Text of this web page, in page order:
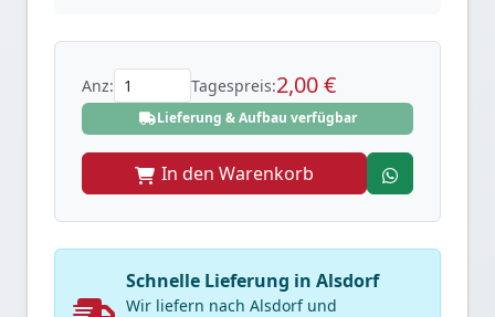
Anz: Tagespreis:2,00 €
Lieferung & Aufbau verfügbar
In den Warenkorb
Schnelle Lieferung in Alsdorf
Wir liefern nach Alsdorf und